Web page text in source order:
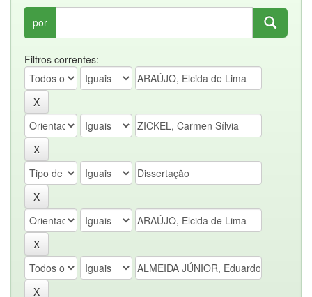
por
Filtros correntes: